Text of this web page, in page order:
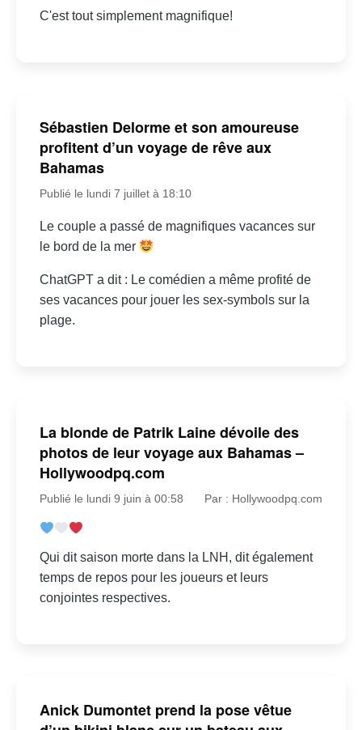
C'est tout simplement magnifique!
Sébastien Delorme et son amoureuse
profitent d’un voyage de rêve aux
Bahamas
Publié le lundi 7 juillet à 18:10
Le couple a passé de magnifiques vacances sur
le bord de la mer
ChatGPT a dit : Le comédien a même profité de
ses vacances pour jouer les sex-symbols sur la
plage.
La blonde de Patrik Laine dévoile des
photos de leur voyage aux Bahamas –
Hollywoodpq.com
Publié le lundi 9 juin à 00:58 Par : Hollywoodpq.com
Qui dit saison morte dans la LNH, dit également
temps de repos pour les joueurs et leurs
conjointes respectives.
Anick Dumontet prend la pose vêtue